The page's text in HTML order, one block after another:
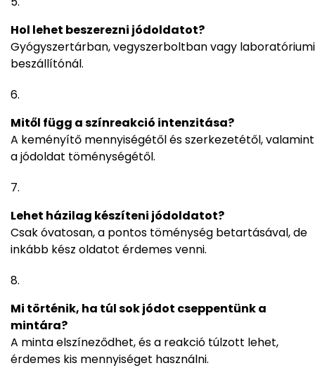
Hol lehet beszerezni jódoldatot?
Gyógyszertárban, vegyszerboltban vagy laboratóriumi
beszállítónál.
Mitől függ a színreakció intenzitása?
A keményítő mennyiségétől és szerkezetétől, valamint
a jódoldat töménységétől.
Lehet házilag készíteni jódoldatot?
Csak óvatosan, a pontos töménység betartásával, de
inkább kész oldatot érdemes venni.
Mi történik, ha túl sok jódot cseppentünk a
mintára?
A minta elszíneződhet, és a reakció túlzott lehet,
érdemes kis mennyiséget használni.